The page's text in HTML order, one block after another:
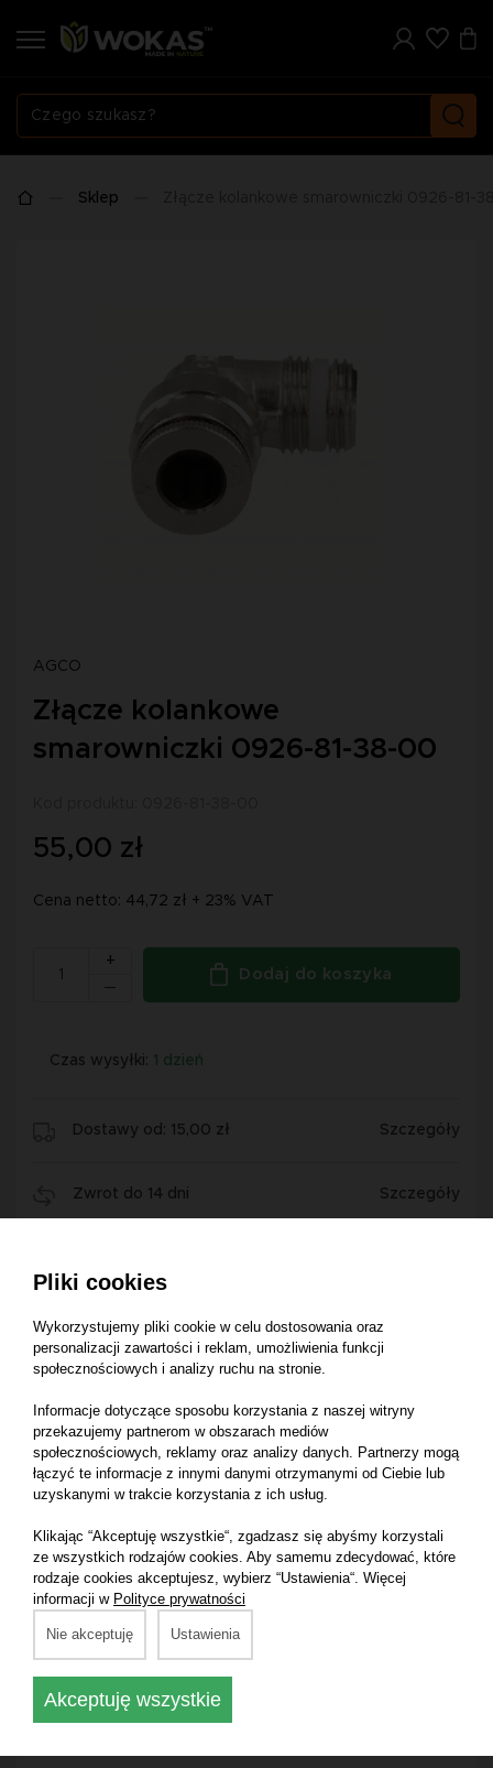
Sklep
AGCO
Złącze kolankowe
smarowniczki 0926-81-38-00
55,00 zł
Cena netto: 44,72 zł + 23% VAT
+
Dodaj do koszyka
Czas wysyłki: 1 dzień
Dostawy od: 15,00 zł Szczegóły
Zwrot do 14 dni Szczegóły
Opis produktu
Złącze kolankowe smarowniczki 0926-81-
38-00
Producent części:Massey Ferguson
Marka:Massey Ferguson, Fendt
Pasuje do maszyny:
Fendt 2125 F
Pliki cookies
Wykorzystujemy pliki cookie w celu dostosowania oraz
personalizacji zawartości i reklam, umożliwienia funkcji
społecznościowych i analizy ruchu na stronie.
Informacje dotyczące sposobu korzystania z naszej witryny
przekazujemy partnerom w obszarach mediów
społecznościowych, reklamy oraz analizy danych. Partnerzy mogą
łączyć te informacje z innymi danymi otrzymanymi od Ciebie lub
uzyskanymi w trakcie korzystania z ich usług.
Klikając “Akceptuję wszystkie“, zgadzasz się abyśmy korzystali
ze wszystkich rodzajów cookies. Aby samemu zdecydować, które
rodzaje cookies akceptujesz, wybierz “Ustawienia“. Więcej
informacji w Polityce prywatności
Nie akceptuję Ustawienia
Akceptuję wszystkie